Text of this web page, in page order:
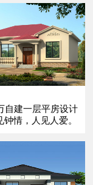
自建一层平房设计
钟情，人见人爱。